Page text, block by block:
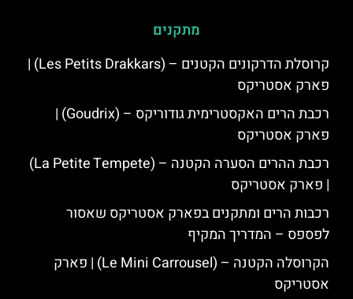
מתקנים
קרוסלת הדרקונים הקטנים – (Les Petits Drakkars) |
פארק אסטריקס
רכבת הרים האקסטרימית גודוריקס – (Goudrix) |
פארק אסטריקס
רכבת ההרים הסערה הקטנה – (La Petite Tempete)
| פארק אסטריקס
רכבות הרים ומתקנים בפארק אסטריקס שאסור
לפספס – המדריך המקיף
הקרוסלה הקטנה – (Le Mini Carrousel) | פארק
אסטריקס